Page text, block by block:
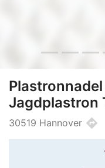
Jagdplastron
30519 Hannover directions